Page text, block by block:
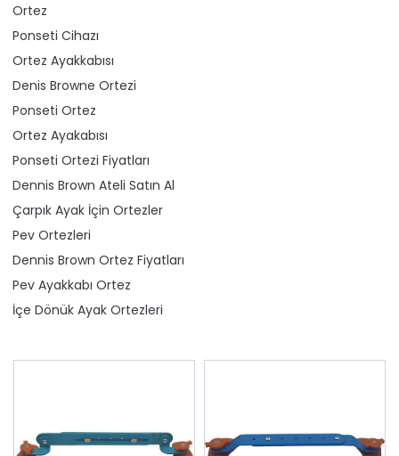
Ortez
Ponseti Cihazı
Ortez Ayakkabısı
Denis Browne Ortezi
Ponseti Ortez
Ortez Ayakabısı
Ponseti Ortezi Fiyatları
Dennis Brown Ateli Satın Al
Çarpık Ayak İçin Ortezler
Pev Ortezleri
Dennis Brown Ortez Fiyatları
Pev Ayakkabı Ortez
İçe Dönük Ayak Ortezleri